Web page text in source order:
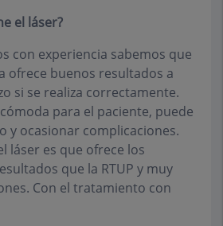
el láser?
con experiencia sabemos que
ofrece buenos resultados a
si se realiza correctamente.
para el paciente, puede
y ocasionar complicaciones.
láser es que ofrece los
que la RTUP y muy
Con el tratamiento con